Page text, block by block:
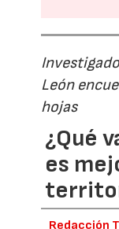
León
hojas
¿Qué
es
Redacción